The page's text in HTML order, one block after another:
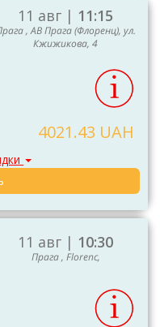
11 авг | 11:15
, АВ Прага (Флоренц), ул.
Кжижикова, 4
4021.43 UAH
11 авг | 10:30
Прага , Florenc,